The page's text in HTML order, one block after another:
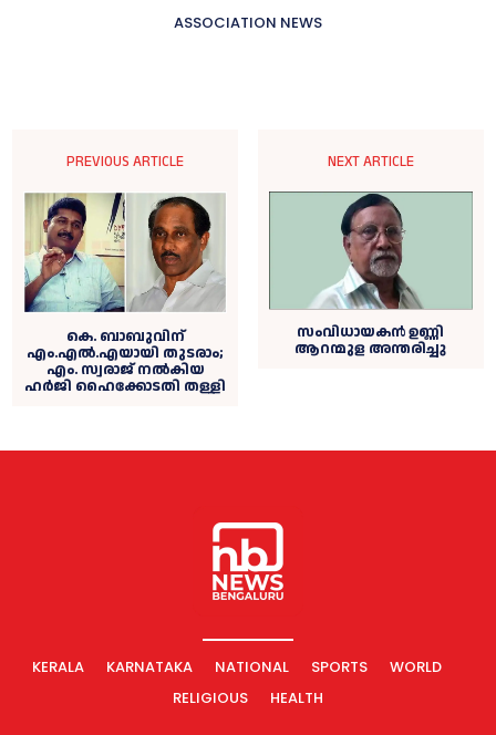
ASSOCIATION NEWS
PREVIOUS ARTICLE
കെ. ബാബുവിന്
എം.എൽ.എയായി തുടരാം;
എം. സ്വരാജ് നല്‍കിയ
ഹര്‍ജി ഹൈക്കോടതി തള്ളി
NEXT ARTICLE
സംവിധായകൻ ഉണ്ണി
ആറന്മുള അന്തരിച്ചു
KERALA KARNATAKA NATIONAL SPORTS
WORLD
RELIGIOUS
HEALTH